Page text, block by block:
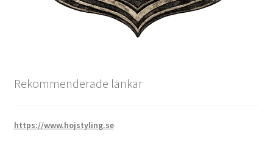
Rekommenderade länkar
https://www.hojstyling.se